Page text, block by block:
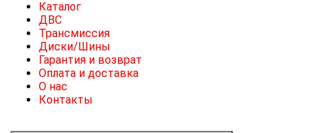
Каталог
ДВС
Трансмиссия
Диски/Шины
Гарантия и возврат
Оплата и доставка
О нас
Контакты